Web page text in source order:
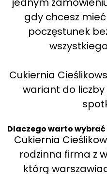
gdy chcesz
poczęstunek
Cukiernia
wariant do
Dlaczego warto
Cukiernia
rodzinna firma z
którą